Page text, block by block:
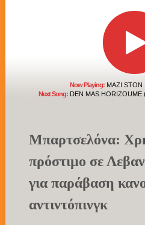
Now Playing:MAZI STON
Next Song:DEN MAS HORIZOUME
Μπαρτσελόνα:
πρόστιμο σε
για παράβαση
αντιντόπινγκ